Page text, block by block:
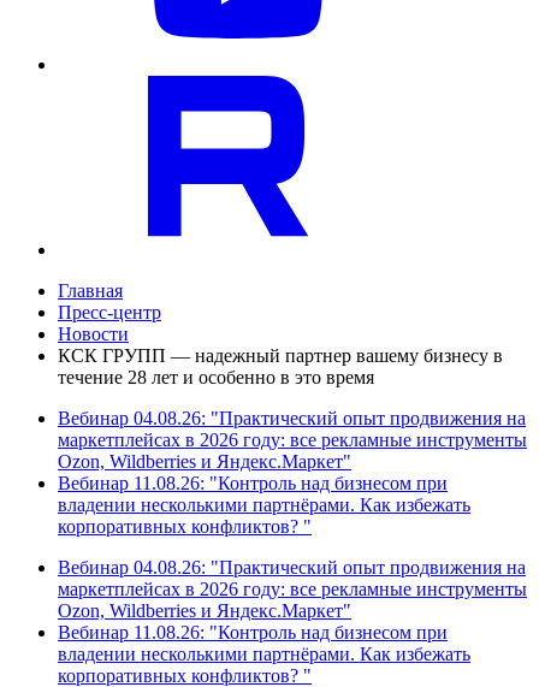
Главная
Пресс-центр
Новости
КСК ГРУПП — надежный партнер вашему бизнесу в
течение 28 лет и особенно в это время
Вебинар 04.08.26: "Практический опыт продвижения на
маркетплейсах в 2026 году: все рекламные инструменты
Ozon, Wildberries и Яндекс.Маркет"
Вебинар 11.08.26: "Контроль над бизнесом при
владении несколькими партнёрами. Как избежать
корпоративных конфликтов? "
Вебинар 04.08.26: "Практический опыт продвижения на
маркетплейсах в 2026 году: все рекламные инструменты
Ozon, Wildberries и Яндекс.Маркет"
Вебинар 11.08.26: "Контроль над бизнесом при
владении несколькими партнёрами. Как избежать
корпоративных конфликтов? "